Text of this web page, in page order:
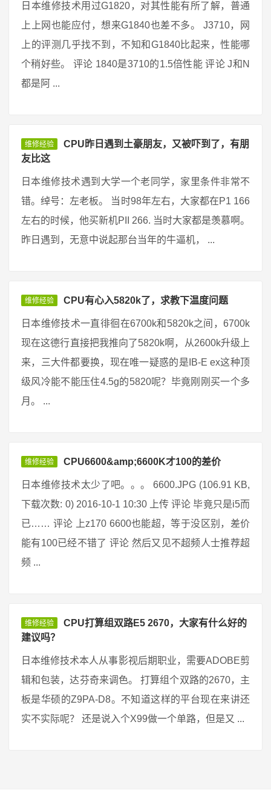
日本维修技术用过G1820，对其性能有所了解，普通
上上网也能应付，想来G1840也差不多。 J3710，网
上的评测几乎找不到，不知和G1840比起来，性能哪
个稍好些。 评论 1840是3710的1.5倍性能 评论 J和N
都是阿 ...
维修经验
CPU昨日遇到土豪朋友，又被吓到了，有朋
友比这
日本维修技术遇到大学一个老同学，家里条件非常不
错。绰号：左老板。 当时98年左右，大家都在P1 166
左右的时候，他买新机PII 266. 当时大家都是羡慕啊。
昨日遇到，无意中说起那台当年的牛逼机， ...
维修经验 CPU有心入5820k了，求教下温度问题
日本维修技术一直徘徊在6700k和5820k之间，6700k
现在这德行直接把我推向了5820k啊，从2600k升级上
来，三大件都要换，现在唯一疑惑的是IB-E ex这种顶
级风冷能不能压住4.5g的5820呢？毕竟刚刚买一个多
月。 ...
维修经验 CPU6600&amp;6600K才100的差价
日本维修技术太少了吧。。。 6600.JPG (106.91 KB,
下载次数: 0) 2016-10-1 10:30 上传 评论 毕竟只是i5而
已…… 评论 上z170 6600也能超，等于没区别，差价
能有100已经不错了 评论 然后又见不超频人士推荐超
频 ...
维修经验
CPU打算组双路E5 2670，大家有什么好的
建议吗？
日本维修技术本人从事影视后期职业，需要ADOBE剪
辑和包装，达芬奇来调色。 打算组个双路的2670，主
板是华硕的Z9PA-D8。不知道这样的平台现在来讲还
实不实际呢？ 还是说入个X99做一个单路，但是又 ...